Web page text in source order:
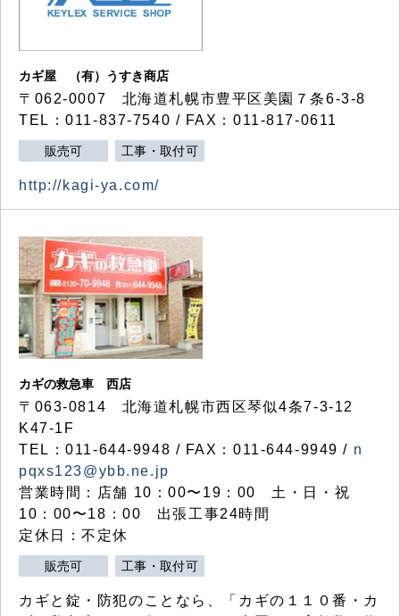
カギ屋 （有）うすき商店
〒062-0007 北海道札幌市豊平区美園７条6-3-8
TEL：011-837-7540 / FAX：011-817-0611
販売可 工事・取付可
http://kagi-ya.com/
カギの救急車 西店
〒063-0814 北海道札幌市西区琴似4条7-3-12
K47-1F
TEL：011-644-9948 / FAX：011-644-9949 / n
pqxs123@ybb.ne.jp
営業時間：店舗 10：00〜19：00 土・日・祝
10：00〜18：00 出張工事24時間
定休日：不定休
販売可 工事・取付可
カギと錠・防犯のことなら、「カギの１１０番・カ